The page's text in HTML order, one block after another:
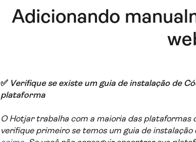
Adicionando
✅Verifique se existe um guia de instalação de
plataforma
O Hotjar trabalha com a maioria das plataformas
verifique primeiro se temos um guia de